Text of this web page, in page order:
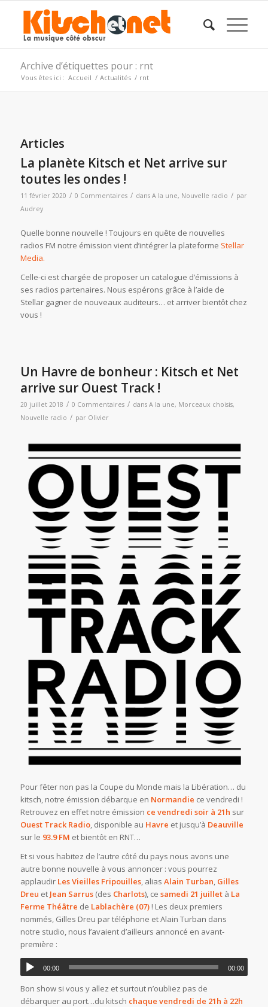
Archive d’étiquettes pour : rnt
Vous êtes ici : Accueil / Actualités / rnt
Articles
La planète Kitsch et Net arrive sur
toutes les ondes !
11 février 2020 / 0 Commentaires / dans A la une, Nouvelle radio / par
Audrey
Quelle bonne nouvelle ! Toujours en quête de nouvelles
radios FM notre émission vient d’intégrer la plateforme Stellar
Media.
Celle-ci est chargée de proposer un catalogue d’émissions à
ses radios partenaires. Nous espérons grâce à l’aide de
Stellar gagner de nouveaux auditeurs… et arriver bientôt chez
vous !
Un Havre de bonheur : Kitsch et Net
arrive sur Ouest Track !
20 juillet 2018 / 0 Commentaires / dans A la une, Morceaux choisis,
Nouvelle radio / par Olivier
Pour fêter non pas la Coupe du Monde mais la Libération… du
kitsch, notre émission débarque en Normandie ce vendredi !
Retrouvez en effet notre émission ce vendredi soir à 21h sur
Ouest Track Radio, disponible au Havre et jusqu’à Deauville
sur le 93.9 FM et bientôt en RNT…
Et si vous habitez de l’autre côté du pays nous avons une
autre bonne nouvelle à vous annoncer : vous pourrez
applaudir Les Vieilles Fripouilles, alias Alain Turban, Gilles
Dreu et Jean Sarrus(des Charlots), ce samedi 21 juilletà La
Ferme Théâtre de Lablachère (07)! Les deux premiers
nommés, Gilles Dreu par téléphone et Alain Turban dans
notre studio, nous l’avaient d’ailleurs annoncé en avant-
première :
00:00 00:00
Bon show si vous y allez et surtout n’oubliez pas de
débarquer au port…du kitsch chaque vendredi de 21h à 22h